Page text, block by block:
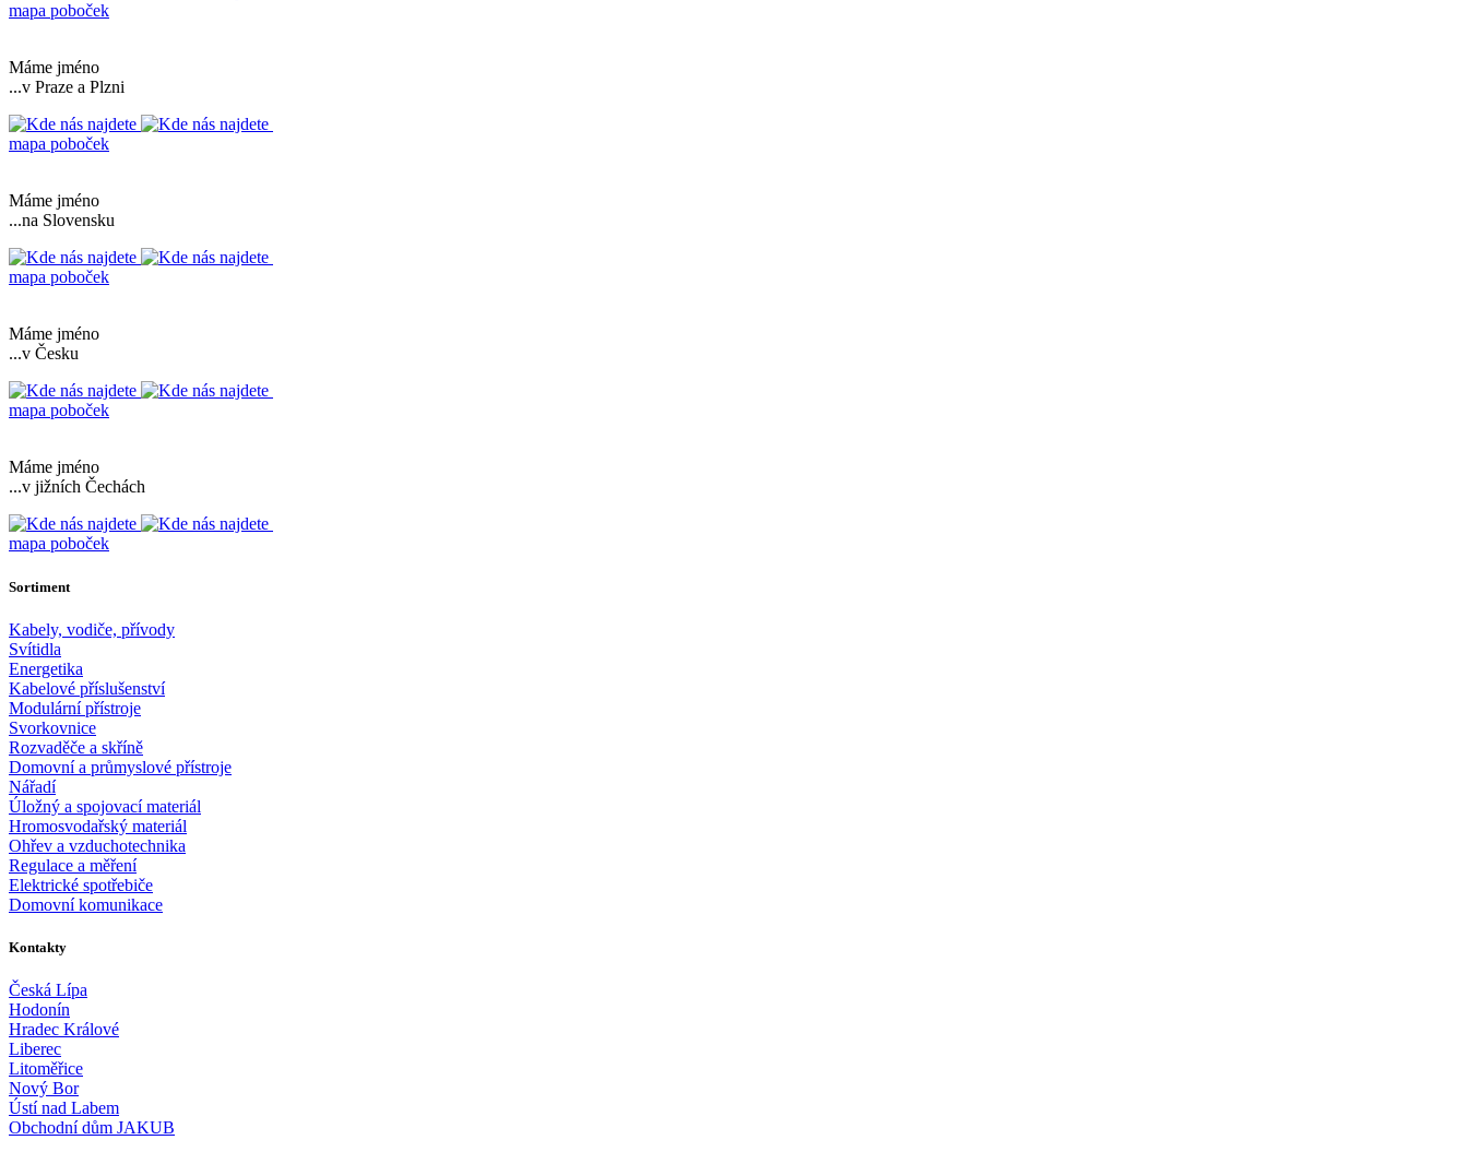
mapa poboček
Máme jméno
...v Praze a Plzni
mapa poboček
Máme jméno
...na Slovensku
mapa poboček
Máme jméno
...v Česku
mapa poboček
Máme jméno
...v jižních Čechách
mapa poboček
Sortiment
Kabely, vodiče, přívody
Svítidla
Energetika
Kabelové příslušenství
Modulární přístroje
Svorkovnice
Rozvaděče a skříně
Domovní a průmyslové přístroje
Nářadí
Úložný a spojovací materiál
Hromosvodařský materiál
Ohřev a vzduchotechnika
Regulace a měření
Elektrické spotřebiče
Domovní komunikace
Kontakty
Česká Lípa
Hodonín
Hradec Králové
Liberec
Litoměřice
Nový Bor
Ústí nad Labem
Obchodní dům JAKUB